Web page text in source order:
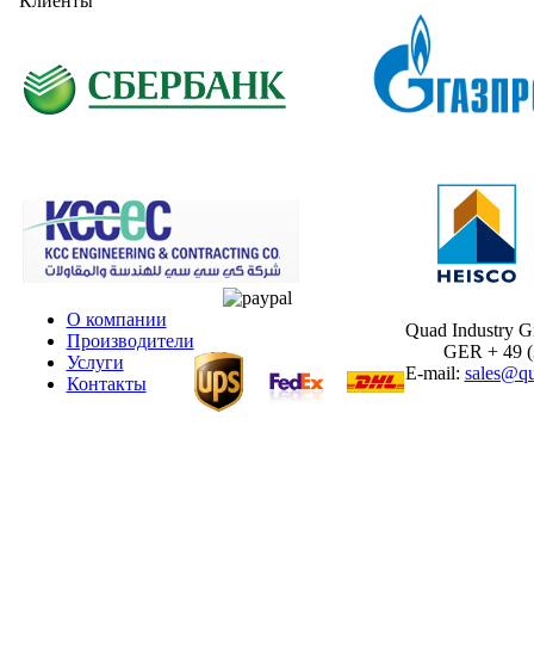
О компании
Производители
Услуги
Контакты
Quad Industry
GER + 49
E-mail: